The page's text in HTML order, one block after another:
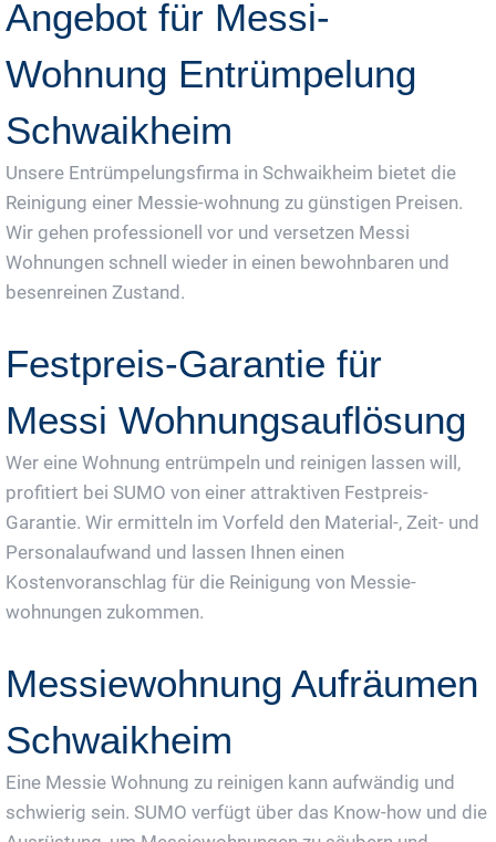
Angebot für Messi-
Wohnung Entrümpelung
Schwaikheim
Unsere Entrümpelungsfirma in Schwaikheim bietet die
Reinigung einer Messie-wohnung zu günstigen Preisen.
Wir gehen professionell vor und versetzen Messi
Wohnungen schnell wieder in einen bewohnbaren und
besenreinen Zustand.
Festpreis-Garantie für
Messi Wohnungsauflösung
Wer eine Wohnung entrümpeln und reinigen lassen will,
profitiert bei SUMO von einer attraktiven Festpreis-
Garantie. Wir ermitteln im Vorfeld den Material-, Zeit- und
Personalaufwand und lassen Ihnen einen
Kostenvoranschlag für die Reinigung von Messie-
wohnungen zukommen.
Messiewohnung Aufräumen
Schwaikheim
Eine Messie Wohnung zu reinigen kann aufwändig und
schwierig sein. SUMO verfügt über das Know-how und die